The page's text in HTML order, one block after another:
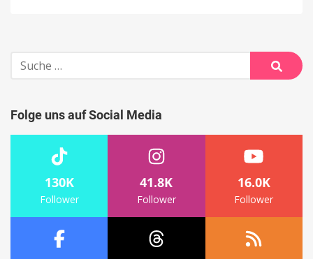
Suche
nach:
Suche
Folge uns auf Social Media
130K
Follower
41.8K
Follower
16.0K
Follower